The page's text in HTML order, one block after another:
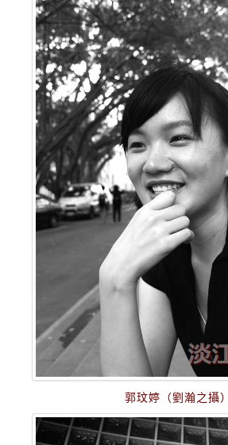
郭玟婷（劉瀚之攝）